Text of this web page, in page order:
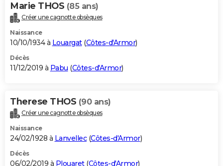
Marie THOS (85 ans)
Créer une cagnotte obsèques
Naissance
10/10/1934 à Louargat(Côtes-d'Armor)
Décès
11/12/2019 à Pabu (Côtes-d'Armor)
Therese THOS (90 ans)
Créer une cagnotte obsèques
Naissance
24/02/1928 à Lanvellec(Côtes-d'Armor)
Décès
06/02/2019 à Plouaret(Côtes-d'Armor)